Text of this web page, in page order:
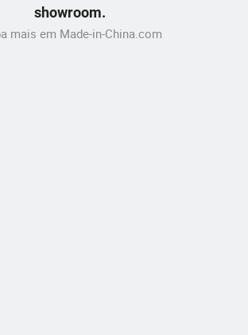
showroom.
mais em Made-in-China.com